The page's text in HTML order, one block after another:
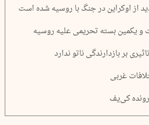
از اوکراین در جنگ با روسیه شده است
و یکمین بسته تحریمی علیه روسیه
بر بازدارندگی ناتو ندارد
غربی
کی‌یف